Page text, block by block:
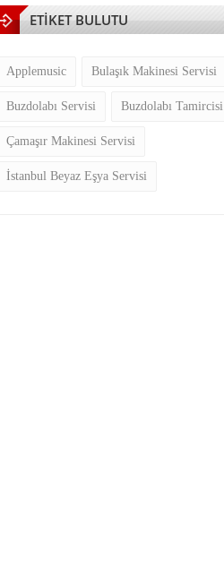
ETİKET BULUTU
Applemusic Bulaşık Makinesi Servisi
Buzdolabı Servisi Buzdolabı Tamircisi
Çamaşır Makinesi Servisi
İstanbul Beyaz Eşya Servisi